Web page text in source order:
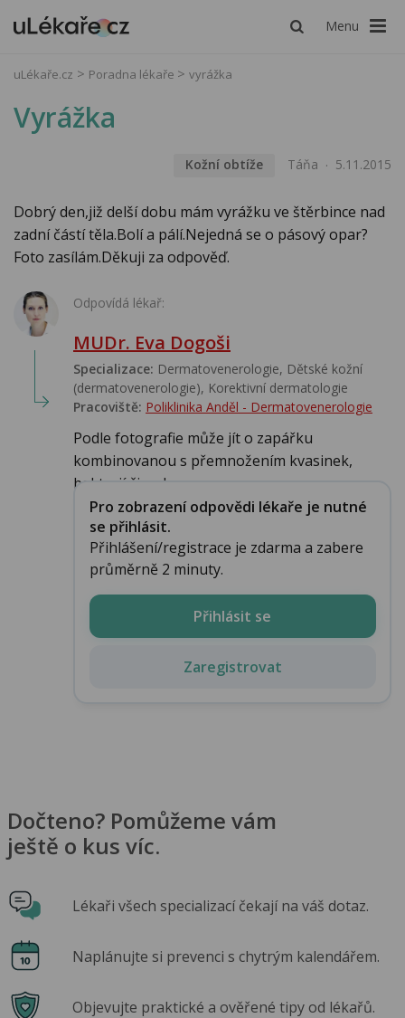
Menu
uLékaře.cz Poradna lékaře vyrážka
Vyrážka
Kožní obtíže Táňa 5.11.2015
Dobrý den,již delší dobu mám vyrážku ve štěrbince nad
zadní částí těla.Bolí a pálí.Nejedná se o pásový opar?
Foto zasílám.Děkuji za odpověď.
Odpovídá lékař:
MUDr. Eva Dogoši
Specializace: Dermatovenerologie, Dětské kožní
(dermatovenerologie), Korektivní dermatologie
Pracoviště: Poliklinika Anděl - Dermatovenerologie
Podle fotografie může jít o zapářku
kombinovanou s přemnožením kvasinek,
bakterií či s ekz...
Pro zobrazení odpovědi lékaře je nutné
se přihlásit.
Přihlášení/registrace je zdarma a zabere
průměrně 2 minuty.
Přihlásit se
Zaregistrovat
Dočteno? Pomůžeme vám
ještě o kus víc.
Lékaři všech specializací čekají na váš dotaz.
Naplánujte si prevenci s chytrým kalendářem.
Objevujte praktické a ověřené tipy od lékařů.